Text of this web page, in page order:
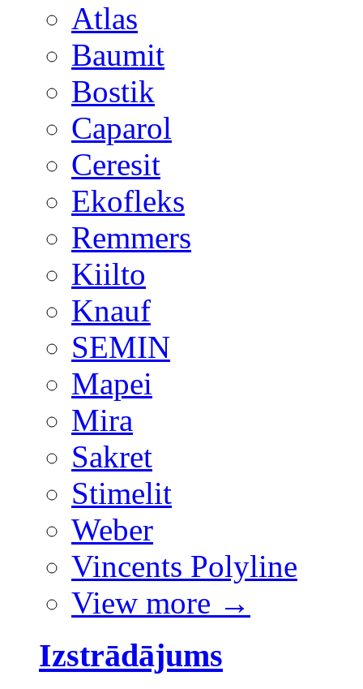
Atlas
Baumit
Bostik
Caparol
Ceresit
Ekofleks
Remmers
Kiilto
Knauf
SEMIN
Mapei
Mira
Sakret
Stimelit
Weber
Vincents Polyline
View more →
Izstrādājums